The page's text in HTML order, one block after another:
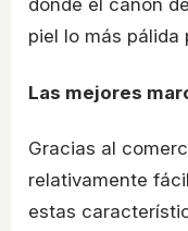
donde el canon
piel lo más pálida
Las mejores
Gracias al
relativamente
estas